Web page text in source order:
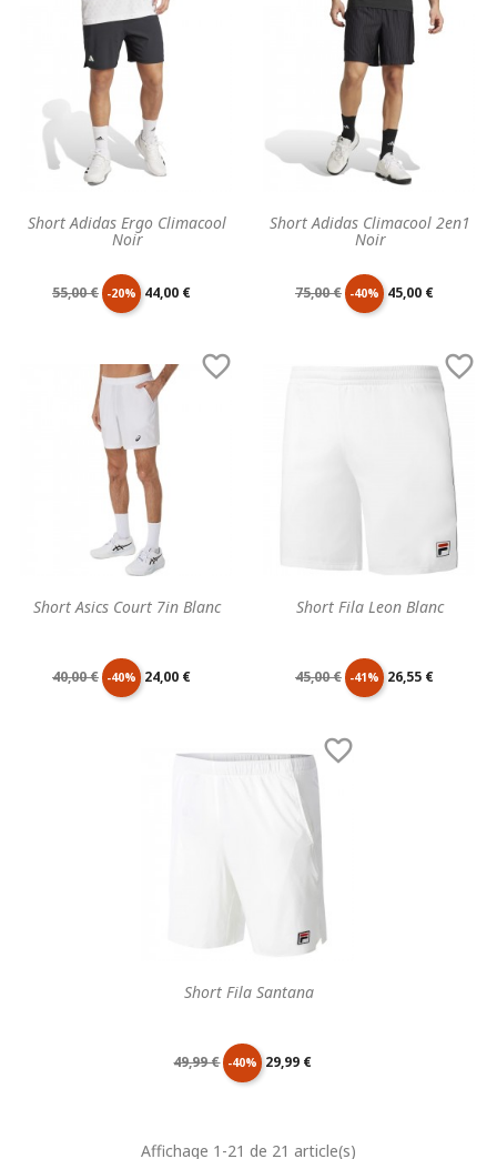
base
Short Adidas Ergo Climacool
Noir
Prix
55,00 € -20% Prix
44,00 €
Short Adidas Climacool 2en1
Noir
Prix
75,00 € -40% Prix
45,00 €
Short Asics Court 7in Blanc

Prix
40,00 € -40% Prix
24,00 €
Short Fila Leon Blanc

Prix
base
45,00 € -41% Prix
26,55 €
Short Fila Santana

Prix
49,99 € -40% Prix
29,99 €
Affichage 1-21 de 21 article(s)